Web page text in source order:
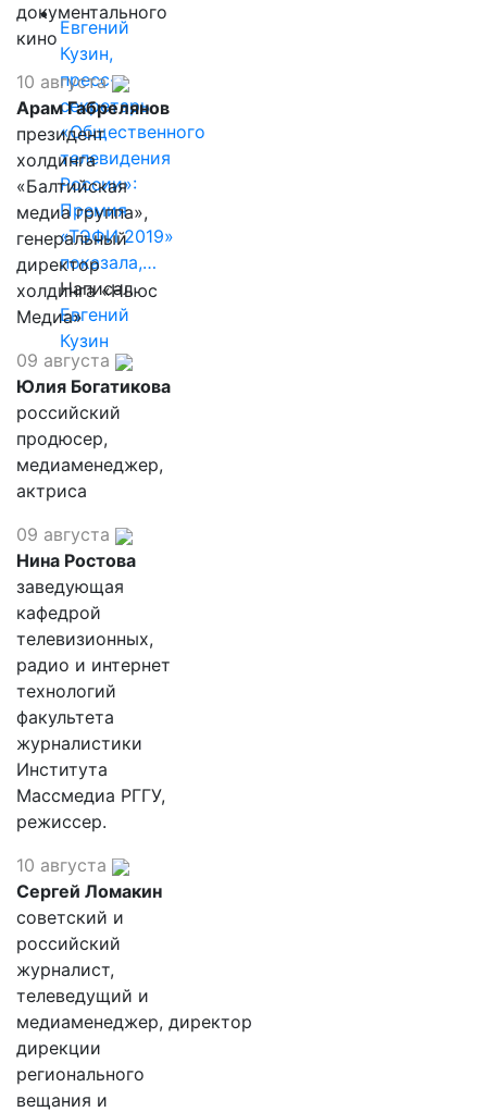
Евгений
Кузин,
пресс-
секретарь
«Общественного
телевидения
России»:
Премия
«ТЭФИ 2019»
показала,…
Написал
Евгений
Кузин
документального
кино
10 августа
Арам Габрелянов
президент
холдинга
«Балтийская
медиа группа»,
генеральный
директор
холдинга «Ньюс
Медиа»
09 августа
Юлия Богатикова
российский
продюсер,
медиаменеджер,
актриса
09 августа
Нина Ростова
заведующая
кафедрой
телевизионных,
радио и интернет
технологий
факультета
журналистики
Института
Массмедиа РГГУ,
режиссер.
10 августа
Сергей Ломакин
советский и
российский
журналист,
телеведущий и
медиаменеджер, директор
дирекции
регионального
вещания и